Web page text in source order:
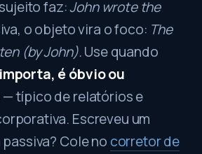
faz:John wrote the
o objeto vira o foco: The
(by John).Use quando
é óbvio ou
— típico de relatórios e
Escreveu um
Cole no corretor de